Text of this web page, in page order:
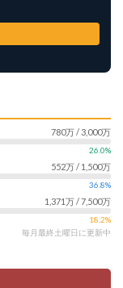
780万 / 3,000万
26.0%
552万 / 1,500万
36.8%
1,371万 / 7,500万
18.2%
毎月最終土曜日に更新中